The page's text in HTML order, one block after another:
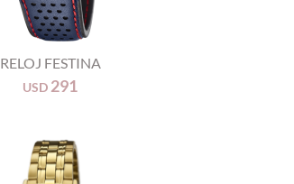
RELOJ FESTINA
USD 291